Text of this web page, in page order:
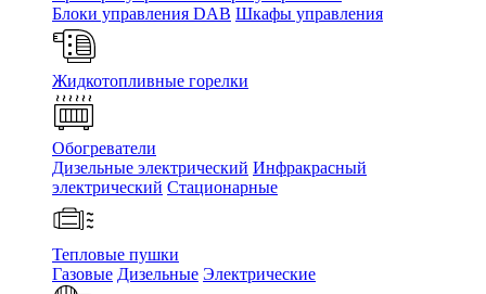
Блоки управления DAB Шкафы управления
Жидкотопливные горелки
Обогреватели
Дизельные электрический Инфракрасный
электрический Стационарные
Тепловые пушки
Газовые Дизельные Электрические